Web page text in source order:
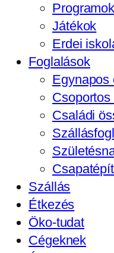
Programok
Játékok
Erdei
Foglalások
Egynapos
Családi
Szállás
Étkezés
Öko-tudat
Cégeknek